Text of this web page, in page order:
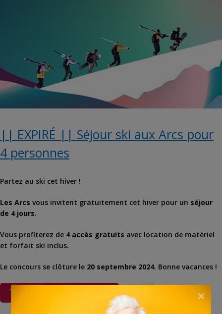
|| EXPIRÉ || Séjour ski aux Arcs pour
4 personnes
Partez au ski cet hiver !
Les Arcs vous invitent gratuitement cet hiver pour un séjour
de 4 jours.
Vous profiterez de 4 accès gratuits avec location de matériel
et forfait ski inclus.
Le concours se clôture le 20 septembre 2024. Bonne vacances !
×